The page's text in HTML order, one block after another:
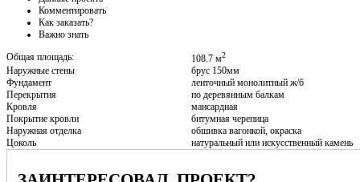
Комментировать
Как заказать?
Важно знать
Общая площадь:
108.7 м2
Наружные стены
брус 150мм
Фундамент
ленточный монолитный ж/б
Перекрытия
по деревянным балкам
Кровля
мансардная
Покрытие кровли
битумная черепица
Наружная отделка
обшивка вагонкой, окраска
Цоколь
натуральный или искусственный камень